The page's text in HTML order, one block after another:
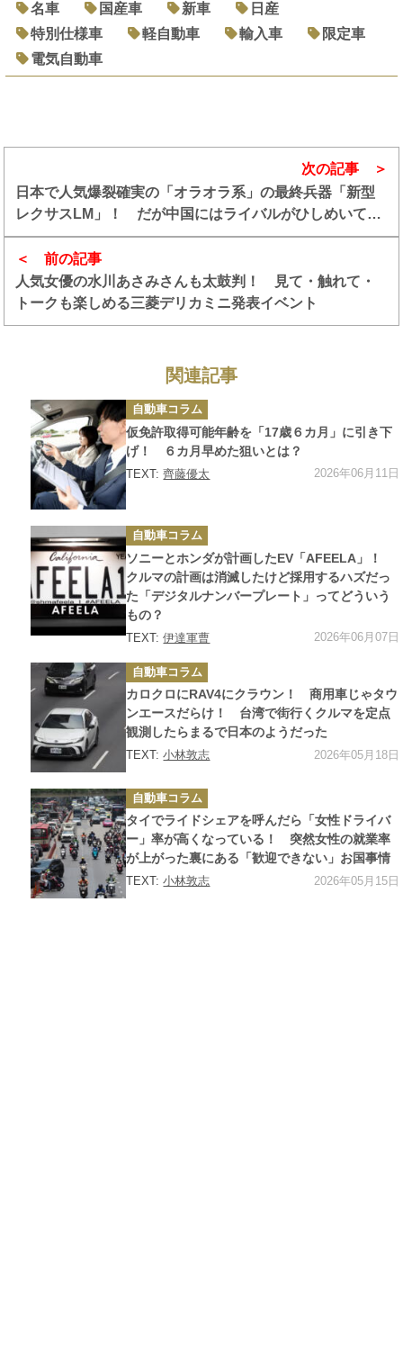
名車
国産車 新車
日産
特別仕様車
軽自動車 輸入車
限定車
電気自動車
前の記事
人気女優の水川あさみさんも太鼓判！ 見て・触れて・
トークも楽しめる三菱デリカミニ発表イベント
次の記事
日本で人気爆裂確実の「オラオラ系」の最終兵器「新型
レクサスLM」！ だが中国にはライバルがひしめいてい
た
関連記事
カ
テ
ゴ
リ
ー
自動車コラム
仮免許取得可能年齢を「17歳６カ月」に引き下
げ！ ６カ月早めた狙いとは？
TEXT:齊藤優太 2026年06月11日
カ
テ
ゴ
リ
ー
自動車コラム
ソニーとホンダが計画したEV「AFEELA」！
クルマの計画は消滅したけど採用するハズだっ
た「デジタルナンバープレート」ってどういう
もの？
TEXT:伊達軍曹 2026年06月07日
カ
テ
ゴ
リ
ー
自動車コラム
カロクロにRAV4にクラウン！ 商用車じゃタウ
ンエースだらけ！ 台湾で街行くクルマを定点
観測したらまるで日本のようだった
TEXT:小林敦志 2026年05月18日
カ
テ
ゴ
リ
ー
自動車コラム
タイでライドシェアを呼んだら「女性ドライバ
ー」率が高くなっている！ 突然女性の就業率
が上がった裏にある「歓迎できない」お国事情
TEXT:小林敦志 2026年05月15日